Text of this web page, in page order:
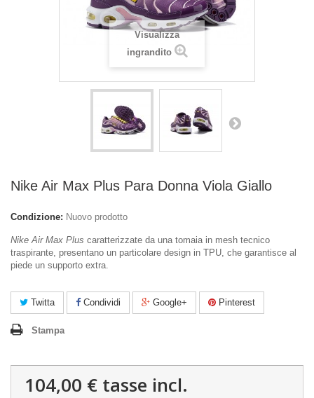
Visualizza
ingrandito
Nike Air Max Plus Para Donna Viola Giallo
Condizione: Nuovo prodotto
Nike Air Max Plus caratterizzate da una tomaia in mesh tecnico
traspirante, presentano un particolare design in TPU, che garantisce al
piede un supporto extra.
Twitta Condividi Google+ Pinterest
Stampa
104,00 € tasse incl.